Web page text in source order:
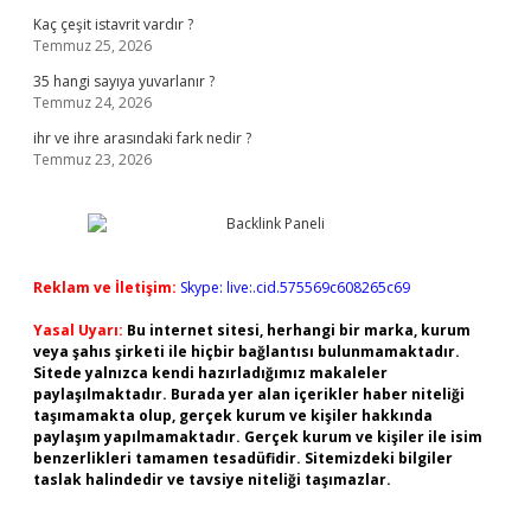
Kaç çeşit istavrit vardır ?
Temmuz 25, 2026
35 hangi sayıya yuvarlanır ?
Temmuz 24, 2026
ihr ve ihre arasındaki fark nedir ?
Temmuz 23, 2026
Reklam ve İletişim: Skype: live:.cid.575569c608265c69
Yasal Uyarı: Bu internet sitesi, herhangi bir marka, kurum
veya şahıs şirketi ile hiçbir bağlantısı bulunmamaktadır.
Sitede yalnızca kendi hazırladığımız makaleler
paylaşılmaktadır. Burada yer alan içerikler haber niteliği
taşımamakta olup, gerçek kurum ve kişiler hakkında
paylaşım yapılmamaktadır. Gerçek kurum ve kişiler ile isim
benzerlikleri tamamen tesadüfidir. Sitemizdeki bilgiler
taslak halindedir ve tavsiye niteliği taşımazlar.